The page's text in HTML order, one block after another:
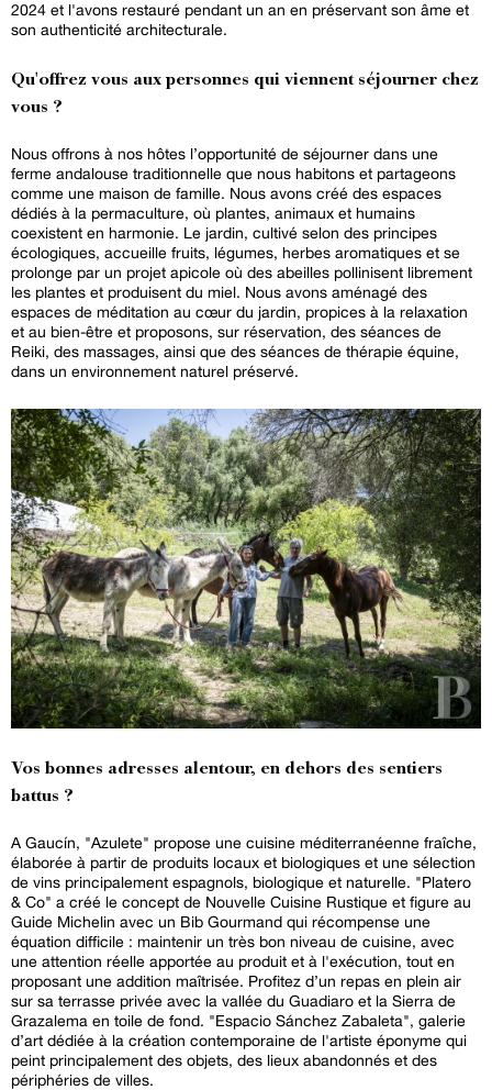
2024 et l'avons restauré pendant un an en préservant son âme et
son authenticité architecturale.
Qu'offrez vous aux personnes qui viennent séjourner chez
vous ?
Nous offrons à nos hôtes l’opportunité de séjourner dans une
ferme andalouse traditionnelle que nous habitons et partageons
comme une maison de famille. Nous avons créé des espaces
dédiés à la permaculture, où plantes, animaux et humains
coexistent en harmonie. Le jardin, cultivé selon des principes
écologiques, accueille fruits, légumes, herbes aromatiques et se
prolonge par un projet apicole où des abeilles pollinisent librement
les plantes et produisent du miel. Nous avons aménagé des
espaces de méditation au cœur du jardin, propices à la relaxation
et au bien-être et proposons, sur réservation, des séances de
Reiki, des massages, ainsi que des séances de thérapie équine,
dans un environnement naturel préservé.
Vos bonnes adresses alentour, en dehors des sentiers
battus ?
A Gaucín, "Azulete" propose une cuisine méditerranéenne fraîche,
élaborée à partir de produits locaux et biologiques et une sélection
de vins principalement espagnols, biologique et naturelle. "Platero
& Co" a créé le concept de Nouvelle Cuisine Rustique et figure au
Guide Michelin avec un Bib Gourmand qui récompense une
équation difficile : maintenir un très bon niveau de cuisine, avec
une attention réelle apportée au produit et à l'exécution, tout en
proposant une addition maîtrisée. Profitez d’un repas en plein air
sur sa terrasse privée avec la vallée du Guadiaro et la Sierra de
Grazalema en toile de fond. "Espacio Sánchez Zabaleta", galerie
d’art dédiée à la création contemporaine de l'artiste éponyme qui
peint principalement des objets, des lieux abandonnés et des
périphéries de villes.